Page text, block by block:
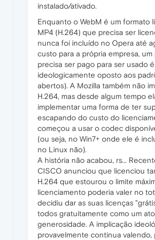
instalado/ativado.
Enquanto o WebM é um formato
MP4 (H.264) que precisa ser
nunca foi incluído no Opera até
custo para a própria empresa,
precisa ser pago para ser usado é
ideologicamente oposto aos
abertos). A Mozilla também não
H.264, mas desde algum tempo
implementar uma forma de ter
escapando do custo do
começou a usar o codec
(ou seja, no Win7+ onde ele é
no Linux não).
A história não acabou, rs...
CISCO anunciou que licenciou
H.264 que estourou o limite
licenciamento poderia valer no
decidiu dar as suas licenças
todos gratuitamente como um
generosidade. A implicação
provavelmente continua valendo,